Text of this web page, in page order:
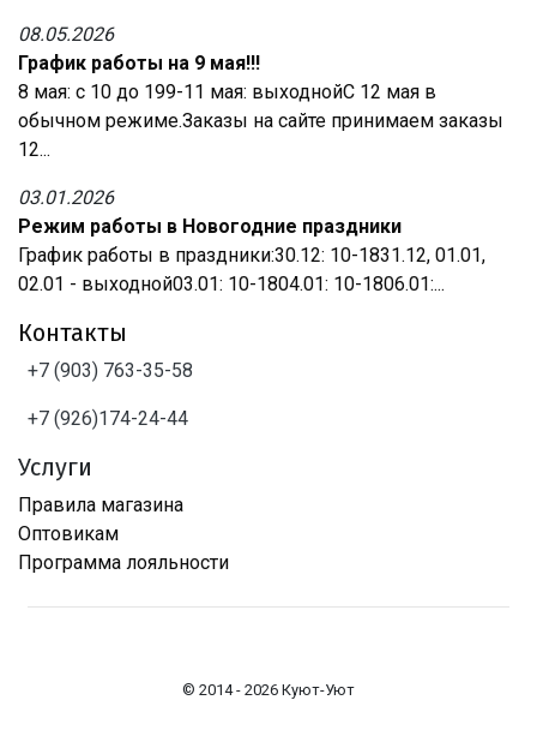
08.05.2026
График работы на 9 мая!!!
8 мая: с 10 до 199-11 мая: выходнойС 12 мая в
обычном режиме.Заказы на сайте принимаем заказы
12...
03.01.2026
Режим работы в Новогодние праздники
График работы в праздники:30.12: 10-1831.12, 01.01,
02.01 - выходной03.01: 10-1804.01: 10-1806.01:...
Контакты
+7 (903) 763-35-58
+7 (926)174-24-44
Услуги
Правила магазина
Оптовикам
Программа лояльности
© 2014 - 2026 Куют-Уют